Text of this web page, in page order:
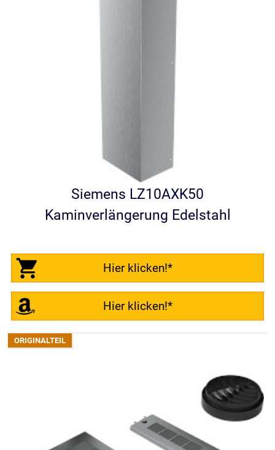
Siemens LZ10AXK50
Kaminverlängerung Edelstahl
Hier klicken!*
Hier klicken!*